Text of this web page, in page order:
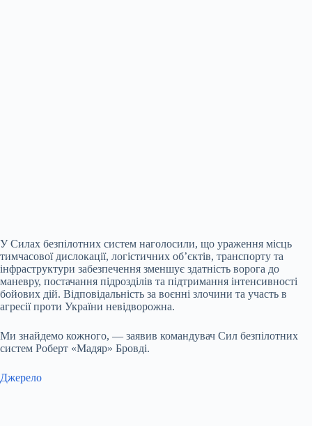
У Силах безпілотних систем наголосили, що ураження місць
тимчасової дислокації, логістичних об’єктів, транспорту та
інфраструктури забезпечення зменшує здатність ворога до
маневру, постачання підрозділів та підтримання інтенсивності
бойових дій. Відповідальність за воєнні злочини та участь в
агресії проти України невідворожна.
Ми знайдемо кожного, — заявив командувач Сил безпілотних
систем Роберт «Мадяр» Бровді.
Джерело